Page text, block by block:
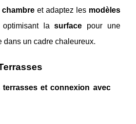
chambreet adaptez les modèles
optimisant lasurface pour une
dans un cadre chaleureux.
et connexion avec